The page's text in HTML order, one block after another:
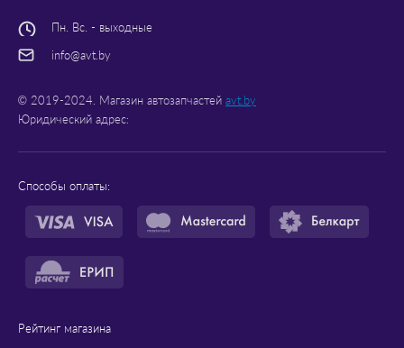
Пн. Вс. - выходные
info@avt.by
© 2019-2024. Магазин автозапчастей avt.by
Юридический адрес:
Способы оплаты:
Рейтинг магазина